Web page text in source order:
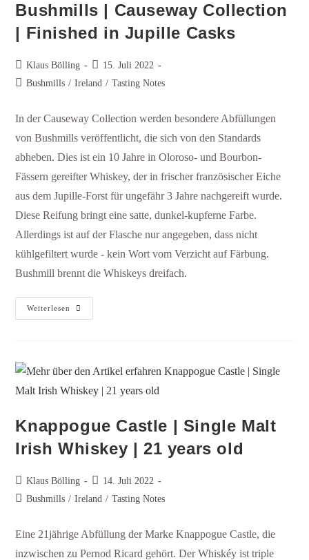
Bushmills | Causeway Collection
| Finished in Jupille Casks
Klaus Bölling
15. Juli 2022
Bushmills / Ireland / Tasting Notes
In der Causeway Collection werden besondere Abfüllungen
von Bushmills veröffentlicht, die sich von den Standards
abheben. Dies ist ein 10 Jahre in Oloroso- und Bourbon-
Fässern gereifter Whiskey, der in frischer französischer Eiche
aus dem Jupille-Forst für ungefähr 3 Jahre nachgereift wurde.
Diese Reifung bringt eine satte, dunkel-kupferne Farbe.
Allerdings ist auf der Flasche nur angegeben, dass nicht
kühlgefiltert wurde - kein Wort vom Verzicht auf Färbung.
Bushmill brennt die Whiskeys dreifach.
Weiterlesen
Knappogue Castle | Single Malt
Irish Whiskey | 21 years old
Klaus Bölling
14. Juli 2022
Bushmills / Ireland / Tasting Notes
Eine 21jährige Abfüllung der Marke Knappogue Castle, die
inzwischen zu Pernod Ricard gehört. Der Whiskéy ist triple